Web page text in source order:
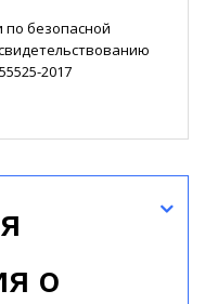
безопасной
2017
о